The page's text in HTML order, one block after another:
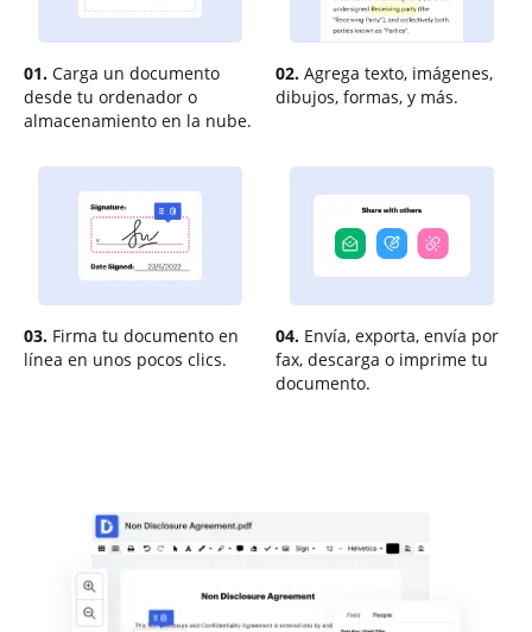
01. Carga un documento
desde tu ordenador o
almacenamiento en la nube.
02. Agrega texto, imágenes,
dibujos, formas, y más.
03. Firma tu documento en
línea en unos pocos clics.
04. Envía, exporta, envía por
fax, descarga o imprime tu
documento.